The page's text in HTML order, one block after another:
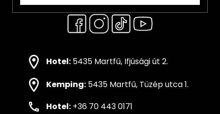
Hotel: 5435 Martfű, Ifjúsági út 2.
Kemping: 5435 Martfű, Tüzép utca 1.
Hotel: +36 70 443 0171